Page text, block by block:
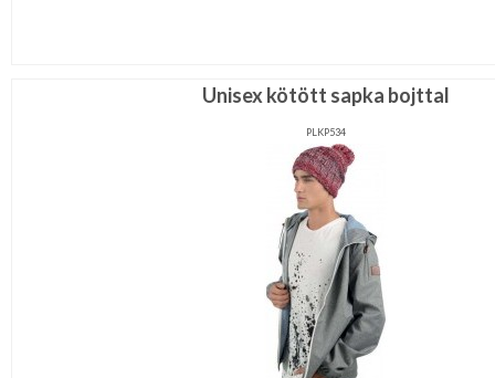
Unisex kötött sapka bojttal
PLKP534